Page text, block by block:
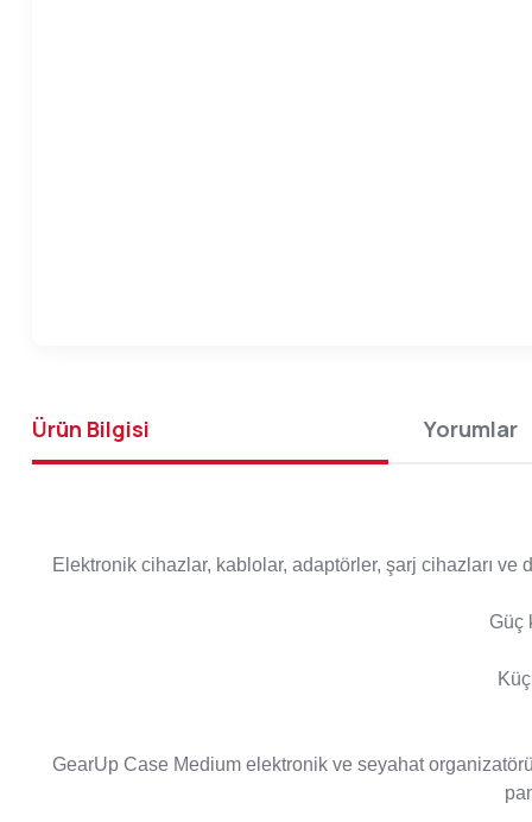
Ürün Bilgisi Yorumlar
Elektronik cihazlar, kablolar, adaptörler, şarj cihazları
Güç
GearUp Case Medium elektronik ve seyahat